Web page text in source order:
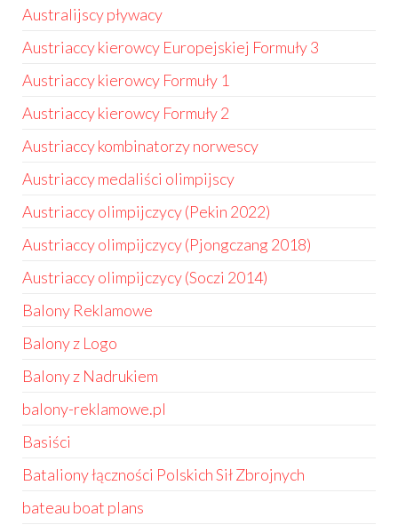
Australijscy pływacy
Austriaccy kierowcy Europejskiej Formuły 3
Austriaccy kierowcy Formuły 1
Austriaccy kierowcy Formuły 2
Austriaccy kombinatorzy norwescy
Austriaccy medaliści olimpijscy
Austriaccy olimpijczycy (Pekin 2022)
Austriaccy olimpijczycy (Pjongczang 2018)
Austriaccy olimpijczycy (Soczi 2014)
Balony Reklamowe
Balony z Logo
Balony z Nadrukiem
balony-reklamowe.pl
Basiści
Bataliony łączności Polskich Sił Zbrojnych
bateau boat plans